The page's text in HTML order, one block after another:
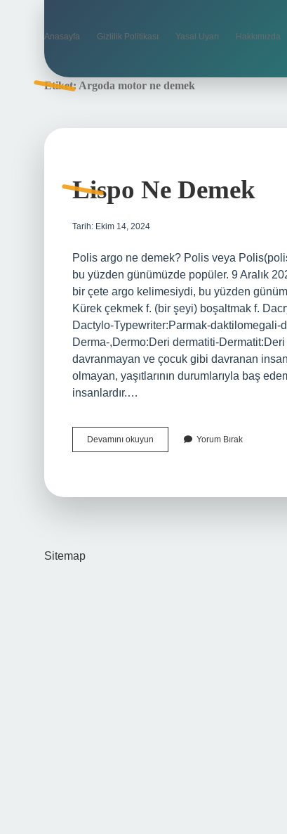
Anasayfa Gizlilik Politikası Yasal Uyarı Hakkımızda
Etiket: Argoda motor ne demek
Lispo Ne Demek
Tarih: Ekim 14, 2024
Polis argo ne demek? Polis veya
bu yüzden günümüzde popüler. 9 Aralık
bir çete argo kelimesiydi, bu yüzden
Kürek çekmek f. (bir şeyi) boşaltmak f.
Dactylo-Typewriter:Parmak-daktilomegali-
Derma-,Dermo:Deri dermatiti-
davranmayan ve çocuk gibi davranan
olmayan, yaşıtlarının durumlarıyla baş
insanlardır.…
Devamını okuyun
Ne
Yorum Bırak
Sitemap